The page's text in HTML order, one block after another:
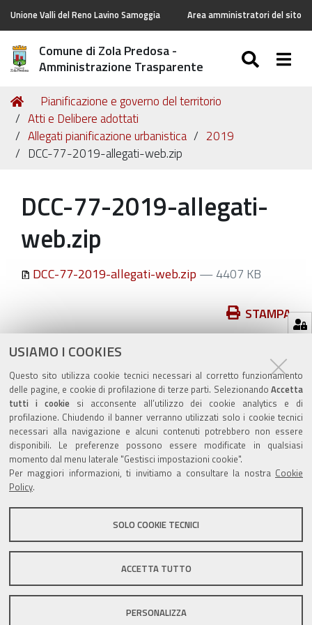
USIAMO I COOKIES
Questo sito utilizza cookie tecnici necessari al corretto funzionamento
delle pagine, e cookie di profilazione di terze parti. Selezionando Accetta
tutti i cookiesi acconsente all’utilizzo dei cookie analytics e di
profilazione. Chiudendo il banner verranno utilizzati solo i cookie tecnici
necessari alla navigazione e alcuni contenuti potrebbero non essere
disponibili. Le preferenze possono essere modificate in qualsiasi
momento dal menu laterale "Gestisci impostazioni cookie".
Per maggiori informazioni, ti invitiamo a consultare la nostra Cookie
Policy.
SOLO COOKIE TECNICI
ACCETTA TUTTO
PERSONALIZZA
Unione Valli del Reno Lavino Samoggia Area amministratori del sito
Comune di Zola Predosa -
Amministrazione Trasparente
Tu
sei
qui:
Home
Pianificazione e governo del territorio
Atti e Delibere adottati
Allegati pianificazione urbanistica
2019
DCC-77-2019-allegati-web.zip
DCC-77-2019-allegati-
web.zip
DCC-77-2019-allegati-web.zip — 4407 KB
sul
documento
STAMPA
ultima modifica
Valuta questo sito
Sito istituzionale Comune di Zola Predosa
Privacy policy|DPO|Accessibilità